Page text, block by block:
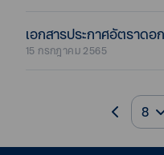
เอกสารประกาศอัตราด
15 กรกฎาคม 2565
8